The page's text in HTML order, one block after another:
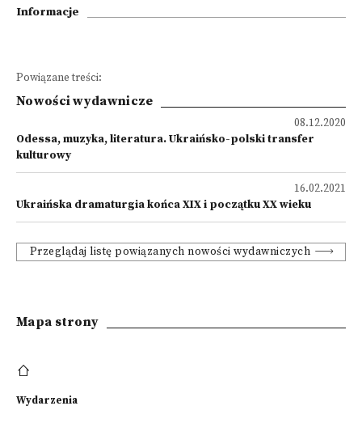
Informacje
Powiązane treści:
Nowości wydawnicze
08.12.2020
Odessa, muzyka, literatura. Ukraińsko-polski transfer
kulturowy
16.02.2021
Ukraińska dramaturgia końca XIX i początku XX wieku
Przeglądaj listę powiązanych nowości wydawniczych
Mapa strony
Wydarzenia